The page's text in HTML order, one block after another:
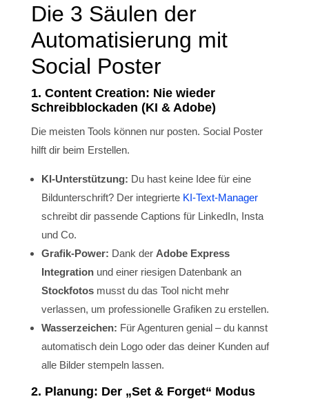
Die 3 Säulen der
Automatisierung mit
Social Poster
1. Content Creation: Nie wieder
Schreibblockaden (KI & Adobe)
Die meisten Tools können nur posten. Social Poster
hilft dir beim Erstellen.
KI-Unterstützung: Du hast keine Idee für eine
Bildunterschrift? Der integrierte KI-Text-Manager
schreibt dir passende Captions für LinkedIn, Insta
und Co.
Grafik-Power: Dank der Adobe Express
Integrationund einer riesigen Datenbank an
Stockfotosmusst du das Tool nicht mehr
verlassen, um professionelle Grafiken zu erstellen.
Wasserzeichen: Für Agenturen genial – du kannst
automatisch dein Logo oder das deiner Kunden auf
alle Bilder stempeln lassen.
2. Planung: Der „Set & Forget“ Modus